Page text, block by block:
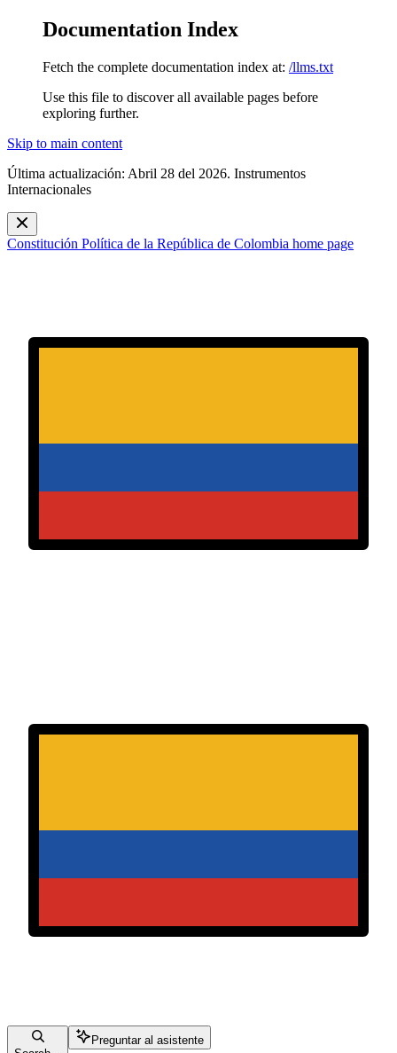
Documentation Index
Fetch the complete documentation index at: /llms.txt
Use this file to discover all available pages before
exploring further.
Skip to main content
Última actualización: Abril 28 del 2026. Instrumentos
Internacionales
Constitución Política de la República de Colombia home page
Preguntar al asistente